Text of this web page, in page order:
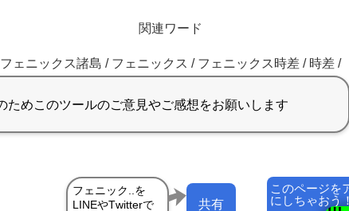
関連ワード
フェニックス諸島 / フェニックス / フェニックス時差 / 時差 /
このページを
にしちゃおう
共有